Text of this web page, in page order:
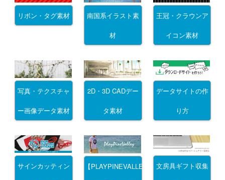
リボン・タグ素材 南国系イラスト素
材
王冠・クラウンア
イコン素材
写真・テクスチャ
ー画像データ素材
2D・3D CADデー
タ素材
データサイトの作
り方
サインカッティン 【PLAYPINEVALLEY】文房具ギフト収集